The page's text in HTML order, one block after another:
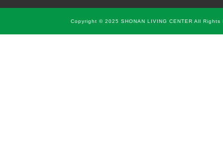
Copyright © 2025 SHONAN LIVING CENTER All Rights